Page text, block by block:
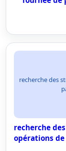
recherche des
recherche
opérations